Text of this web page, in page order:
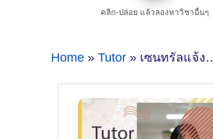
คลิก-ปล่อย แล้วลองหาวิชาอื่นๆ
Home » Tutor » เซนทรัลแจ้งวัฒนะ